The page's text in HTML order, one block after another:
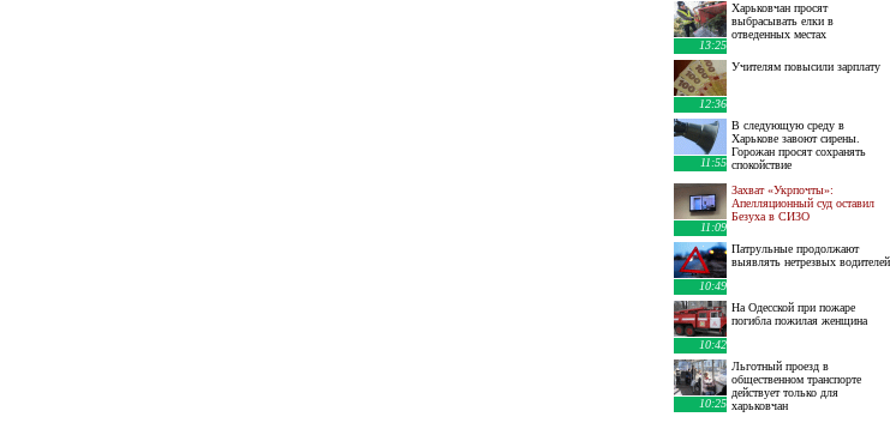
13:25
Харьковчан просят
выбрасывать елки в
отведенных местах
12:36
Учителям повысили зарплату
11:55
В следующую среду в
Харькове завоют сирены.
Горожан просят сохранять
спокойствие
11:09
Захват «Укрпочты»:
Апелляционный суд оставил
Безуха в СИЗО
10:49
Патрульные продолжают
выявлять нетрезвых водителей
10:42
На Одесской при пожаре
погибла пожилая женщина
10:25
Льготный проезд в
общественном транспорте
действует только для
харьковчан